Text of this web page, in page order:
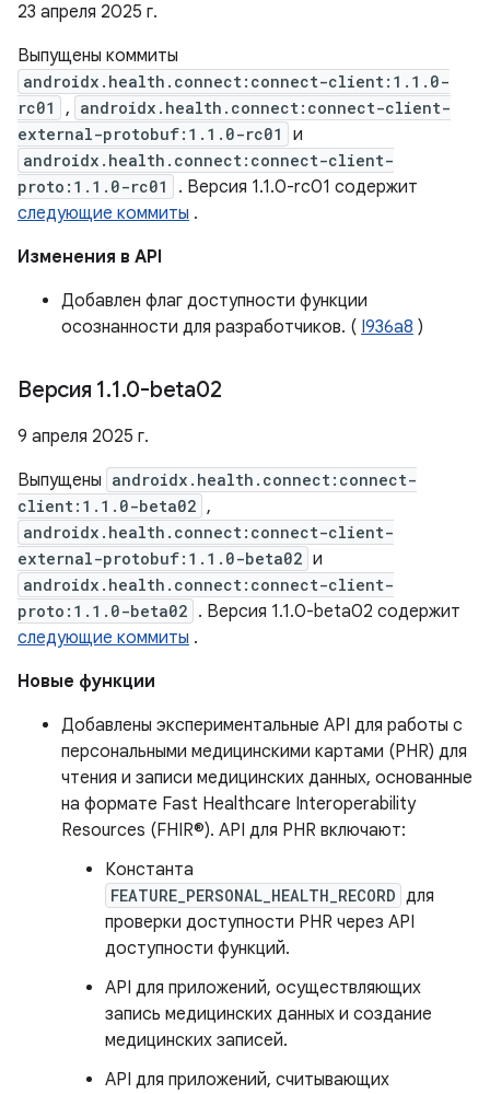
23 апреля 2025 г.
Выпущены коммиты
androidx.health.connect:connect-client:1.1.0-
rc01
, androidx.health.connect:connect-client-
external-protobuf:1.1.0-rc01
и
androidx.health.connect:connect-client-
proto:1.1.0-rc01
. Версия 1.1.0-rc01 содержит
следующие коммиты .
Изменения в API
Добавлен флаг доступности функции
осознанности для разработчиков. ( I936a8 )
Версия 1.1.0-beta02
9 апреля 2025 г.
Выпущены androidx.health.connect:connect-
client:1.1.0-beta02 ,
androidx.health.connect:connect-client-
external-protobuf:1.1.0-beta02 и
androidx.health.connect:connect-client-
proto:1.1.0-beta02 . Версия 1.1.0-beta02 содержит
следующие коммиты .
Новые функции
Добавлены экспериментальные API для работы с
персональными медицинскими картами (PHR) для
чтения и записи медицинских данных, основанные
на формате Fast Healthcare Interoperability
Resources (FHIR®). API для PHR включают:
Константа
FEATURE_PERSONAL_HEALTH_RECORD для
проверки доступности PHR через API
доступности функций.
API для приложений, осуществляющих
запись медицинских данных и создание
медицинских записей.
API для приложений, считывающих